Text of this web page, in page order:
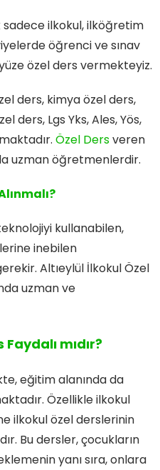
ilkokul, ilköğretim
öğrenci ve sınav
özel ders vermekteyiz.
ders, kimya özel ders,
ders, Lgs Yks, Ales, Yös,
Özel Dersveren
uzman öğretmenlerdir.
kullanabilen,
inebilen
Altıeylül İlkokul Özel
uzman ve
mıdır?
eğitim alanında da
Özellikle ilkokul
ilkokul özel derslerinin
Bu dersler, çocukların
yanı sıra, onlara